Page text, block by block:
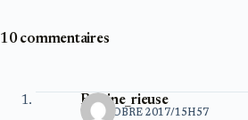
10 commentaires
Baleine_rieuse
1 OCTOBRE 2017/15H57